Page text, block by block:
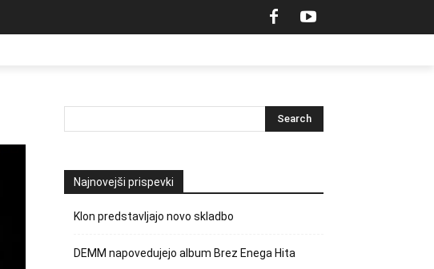
Najnovejši prispevki
Klon predstavljajo novo skladbo
DEMM napovedujejo album Brez Enega Hita